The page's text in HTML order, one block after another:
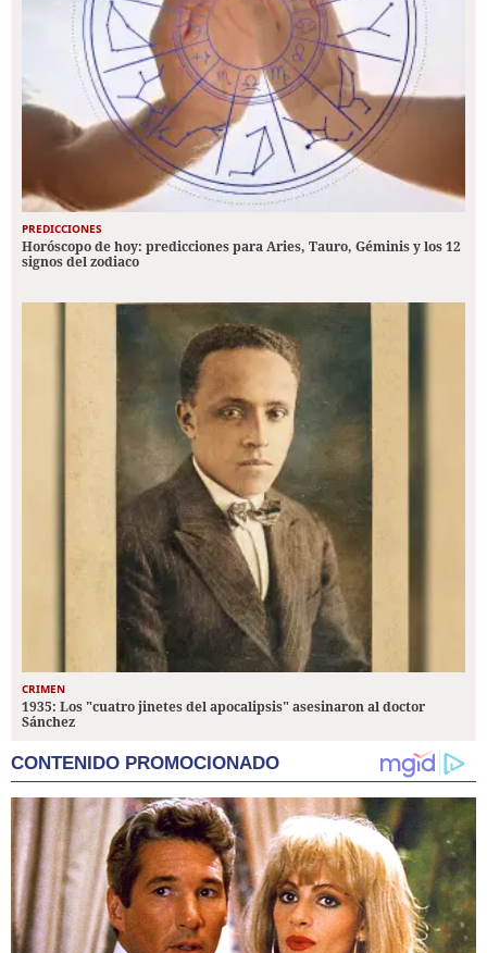
PREDICCIONES
Horóscopo de hoy: predicciones para Aries, Tauro, Géminis y los 12
signos del zodiaco
CRIMEN
1935: Los "cuatro jinetes del apocalipsis" asesinaron al doctor
Sánchez
CONTENIDO PROMOCIONADO